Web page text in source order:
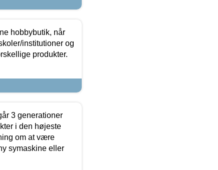
hobbybutik, når
institutioner og
produkter.
3 generationer
i den højeste
om at være
symaskine eller